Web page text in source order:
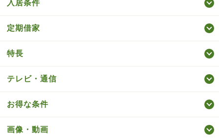
入居条件
定期借家
特長
テレビ・通信
お得な条件
画像・動画